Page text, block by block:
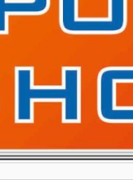
WKS
Gwdzie